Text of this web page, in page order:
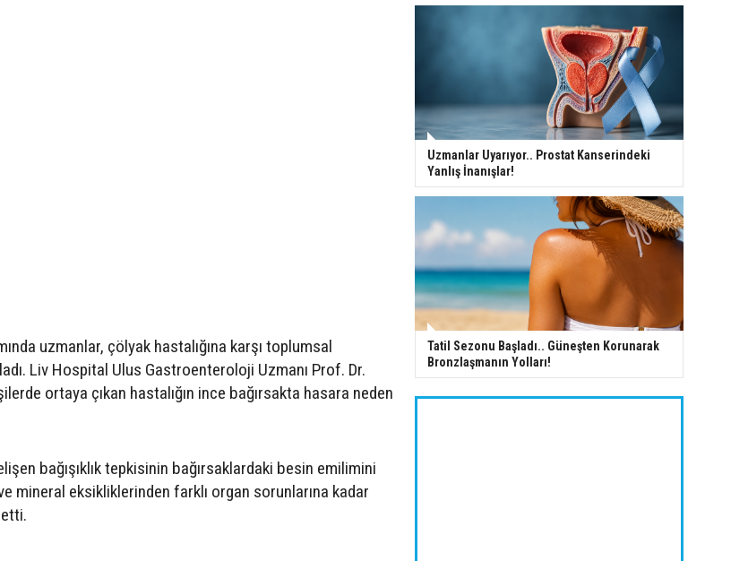
uzmanlar, çölyak hastalığına karşı toplumsal
Liv Hospital Ulus Gastroenteroloji Uzmanı Prof. Dr.
ortaya çıkan hastalığın ince bağırsakta hasara neden
bağışıklık tepkisinin bağırsaklardaki besin emilimini
mineral eksikliklerinden farklı organ sorunlarına kadar
Uzmanlar Uyarıyor.. Prostat Kanserindeki
Yanlış İnanışlar!
Tatil Sezonu Başladı.. Güneşten Korunarak
Bronzlaşmanın Yolları!